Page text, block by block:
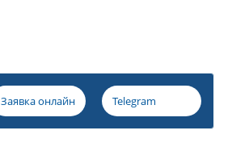
Заявка онлайн Telegram